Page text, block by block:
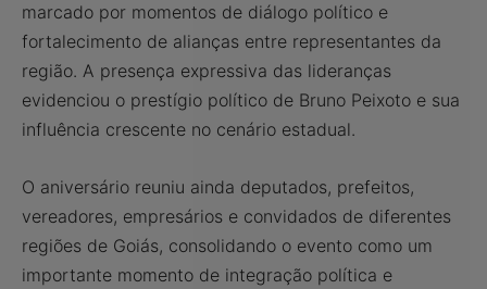
marcado por momentos de diálogo político e
fortalecimento de alianças entre representantes da
região. A presença expressiva das lideranças
evidenciou o prestígio político de Bruno Peixoto e sua
influência crescente no cenário estadual.
O aniversário reuniu ainda deputados, prefeitos,
vereadores, empresários e convidados de diferentes
regiões de Goiás, consolidando o evento como um
importante momento de integração política e